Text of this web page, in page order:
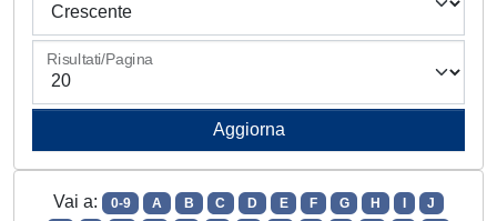
Risultati/Pagina
Vai a: 0-9 A B C D E F G H
J